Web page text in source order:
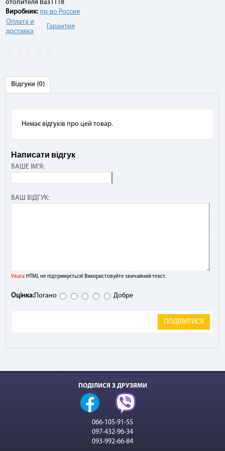
отопителя Ваз1118
Виробник: пр-во Россия
Оплата и
доставка
Гарантия
Відгуки (0)
Немає відгуків про цей товар.
Написати відгук
ВАШЕ ІМ'Я:
ВАШ ВІДГУК:
Увага:HTML не підтримується! Використовуйте звичайний текст.
Оцінка:Погано Добре
ПОДІЛИТИСЯ
ПОДІЛИСЯ З ДРУЗЯМИ
066-105-91-55
097-432-96-34
093-992-66-84
суммы договора.
платежа подается заявка на досрочное погашение. При
этом сумма платежа составит: остаток задолженности (10